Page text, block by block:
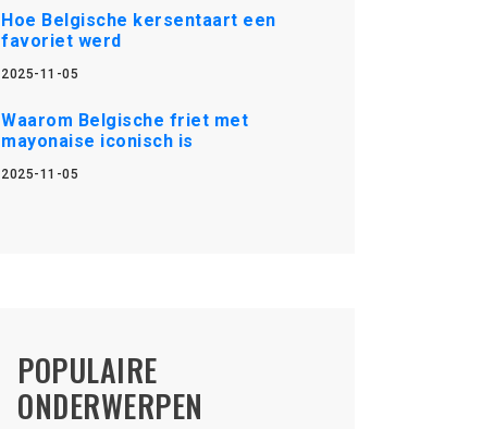
Hoe Belgische kersentaart een
favoriet werd
2025-11-05
Waarom Belgische friet met
mayonaise iconisch is
2025-11-05
POPULAIRE
ONDERWERPEN